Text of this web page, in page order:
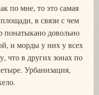
по мне, то это самая
в связи с чем
понатыкано довольно
и морды у них у всех
что в других зонах по
Урбанизация,